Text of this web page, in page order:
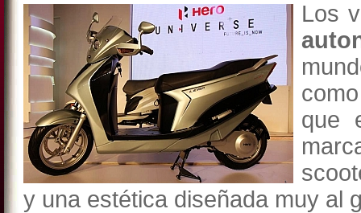
Los
que
y una estética diseñada muy al